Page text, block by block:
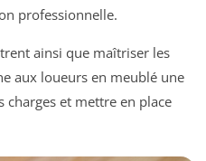
professionnelle.
ainsi que maîtriser les
aux loueurs en meublé une
et mettre en place